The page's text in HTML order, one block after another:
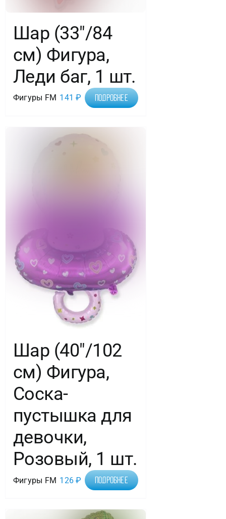
Шар (33″/84
см) Фигура,
Леди баг, 1 шт.
Фигуры FM 141₽ Подробнее
Шар (40″/102
см) Фигура,
Соска-
пустышка для
девочки,
Розовый, 1 шт.
Фигуры FM 126₽ Подробнее